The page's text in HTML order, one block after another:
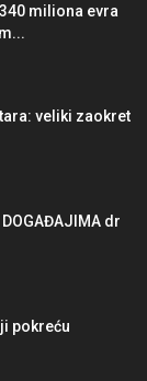
340 miliona evra
veliki zaokret
DOGAĐAJIMA dr
pokreću